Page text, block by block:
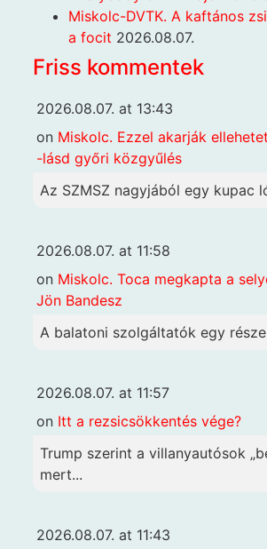
Miskolc-DVTK. A kaftános
a focit 2026.08.07.
Friss kommentek
2026.08.07. at 13:43
on Miskolc. Ezzel akarják
-lásd győri közgyűlés
Az SZMSZ nagyjából egy kupac
2026.08.07. at 11:58
on Miskolc. Toca megkapta a
Jön Bandesz
A balatoni szolgáltatók egy része
2026.08.07. at 11:57
on Itt a rezsicsökkentés vége?
Trump szerint a villanyautósok
mert...
2026.08.07. at 11:43